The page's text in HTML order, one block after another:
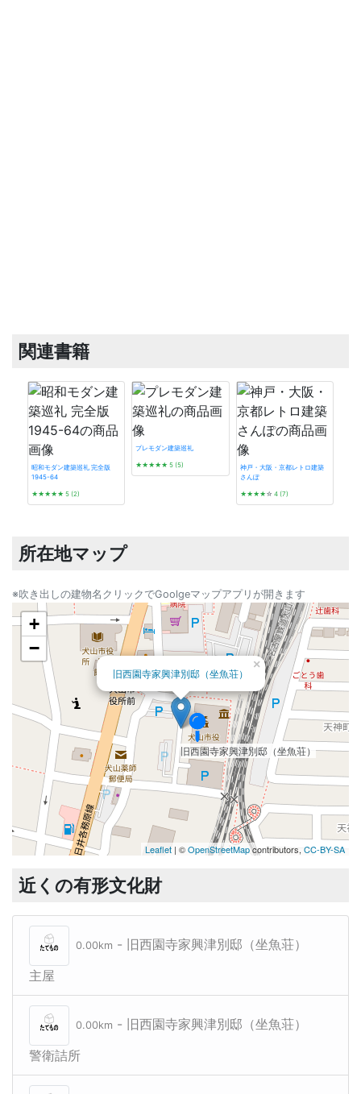
関連書籍
昭和モダン建築巡礼 完全版
1945-64
★★★★★ 5 (2)
プレモダン建築巡礼
★★★★★ 5 (5)
神戸・大阪・京都レトロ建築
さんぽ
★★★★☆ 4 (7)
所在地マップ
※吹き出しの建物名クリックでGoolgeマップアプリが開きます
旧西園寺家興津別邸（坐魚荘）
旧西園寺家興津別邸（坐魚荘）
西蓮寺蔵
西蓮寺庫裏
西蓮寺山門
西蓮寺書院
浄誓寺本堂
旧西園寺家興津別邸（坐魚荘）
×
+
−
Leaflet | ©OpenStreetMapcontributors, CC-BY-SA
近くの有形文化財
0.00km - 旧西園寺家興津別邸（坐魚荘）
主屋
0.00km - 旧西園寺家興津別邸（坐魚荘）
警衛詰所